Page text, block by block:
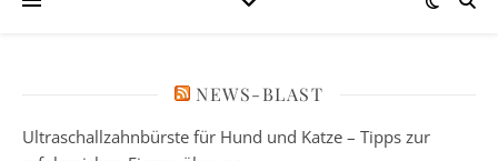
NEWS-BLAST
Ultraschallzahnbürste für Hund und Katze – Tipps zur